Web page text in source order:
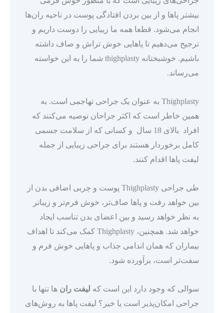
بیشتر پاها و از بین بردن افتادگی پوست در ناحیه ران‌ها
انجام می‌شود. قطعا همه ما زیبایی را دوست داریم و
ترجیح می‌دهیم تا پاهایی خوش تراش و صاف داشته
باشیم. خوشبختانه thighplasty شما را به این خواسته
می‌رساند.
Thighplasty به عنوان یک جراحی تهاجمی است. به
همین خاطر است که اکثر جراحان توصیه می‌کنند که
افراد بالای 18 سال و کسانی که از سلامت جسمی
کامل برخوردار هستند برای جراحی زیبایی از جمله
لیفت پاها اقدام کنند.
طی جراحی Thighplasty پوست و چربی اضافی بدن از
بین خواهد رفت و پاها صاف‌تر، خوش فرم‌تر و زیباتر
به نظر خواهد رسید و بین اعضای بدن تناسب ایجاد
خواهد شد. همچنین، Thighplasty کمک می‌کند تا اهداف
بیماران که همان اندامی جذاب و پاهایی خوش فرم و
سفت‌تر است، برآورده شود.
سوالی که وجود دارد این است که لیفت ران‌ ها تنها با
جراحی امکان‌پذیر است یا خیر؟ لیفت پاها به روش‌های